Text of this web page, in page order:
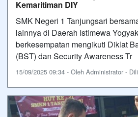
Kemaritiman DIY
SMK Negeri 1 Tanjungsari
lainnya di Daerah Istimewa
berkesempatan mengikuti Diklat
(BST) dan Security Awareness Tr
15/09/2025 09:34 - Oleh Administrator -